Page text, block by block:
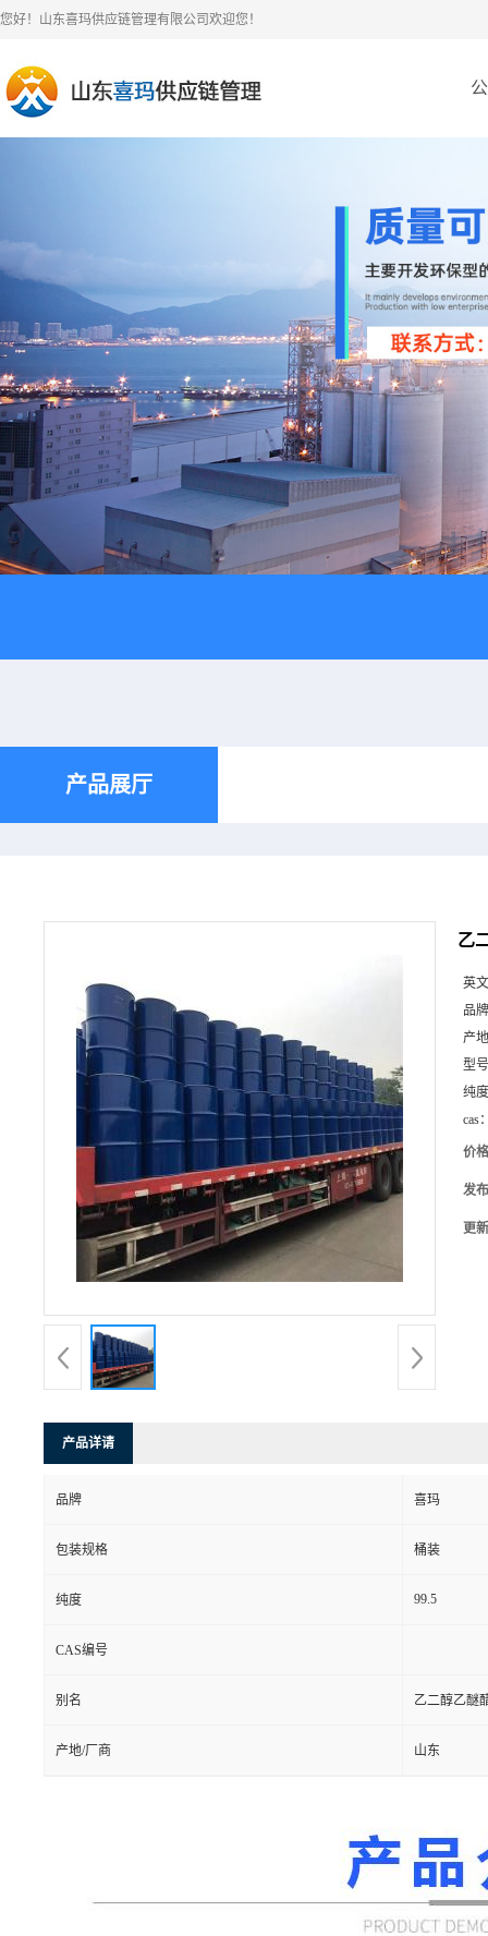
您好！山东喜玛供应链管理有限公司欢迎您！
产品展厅
乙
英
品
产
型
纯
cas
价
发
更
产品详请
品牌 喜玛
包装规格 桶装
纯度 99.5
CAS编号
别名 乙二醇乙醚
产地/厂商 山东